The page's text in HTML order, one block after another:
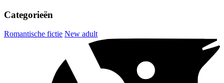
Categorieën
Romantische fictie New adult